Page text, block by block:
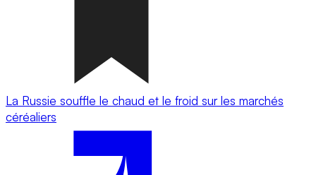
La Russie souffle le chaud et le froid sur les marchés
céréaliers